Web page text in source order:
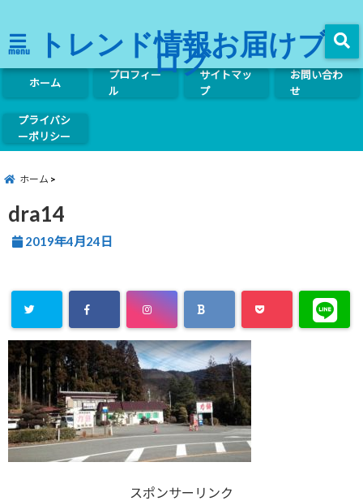
menu トレンド情報お届けブ
ログ
ホーム
プロフィー
ル
サイトマッ
プ
お問い合わ
せ
プライバシ
ーポリシー
ホーム
dra14
2019年4月24日
スポンサーリンク